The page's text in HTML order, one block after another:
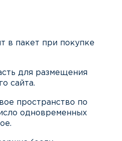
в пакет при покупке
для размещения
сайта.
пространство по
одновременных